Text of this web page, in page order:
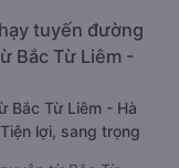
tuyến đường
Bắc Từ Liêm -
Bắc Từ Liêm - Hà
lợi, sang trọng